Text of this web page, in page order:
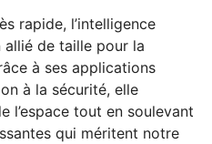
rapide, l’intelligence
de taille pour la
à ses applications
à la sécurité, elle
l’espace tout en soulevant
qui méritent notre